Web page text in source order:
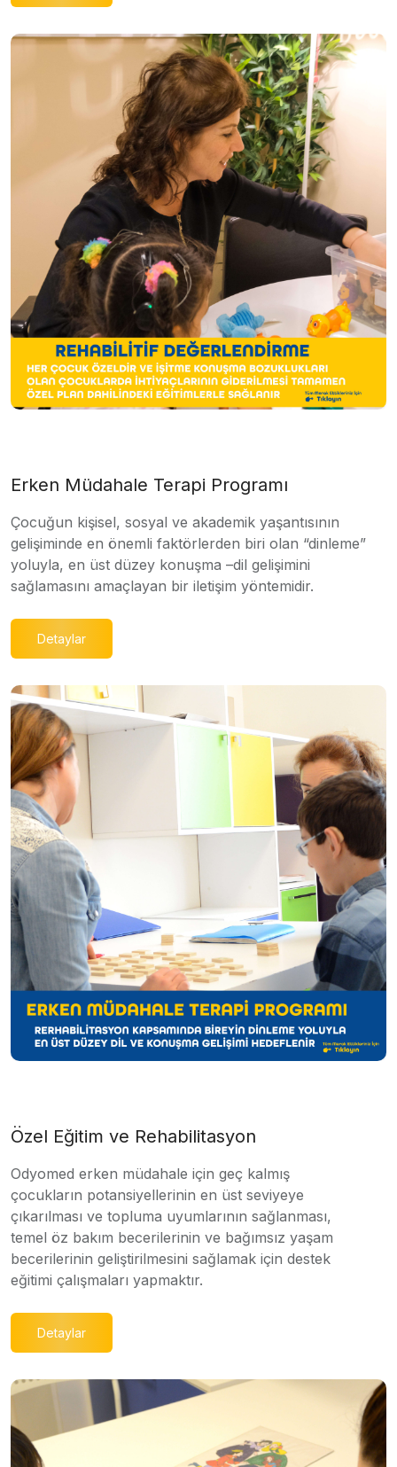
Erken Müdahale Terapi Programı
Çocuğun kişisel, sosyal ve akademik yaşantısının
gelişiminde en önemli faktörlerden biri olan “dinleme”
yoluyla, en üst düzey konuşma –dil gelişimini
sağlamasını amaçlayan bir iletişim yöntemidir.
Detaylar
Özel Eğitim ve Rehabilitasyon
Odyomed erken müdahale için geç kalmış
çocukların potansiyellerinin en üst seviyeye
çıkarılması ve topluma uyumlarının sağlanması,
temel öz bakım becerilerinin ve bağımsız yaşam
becerilerinin geliştirilmesini sağlamak için destek
eğitimi çalışmaları yapmaktır.
Detaylar